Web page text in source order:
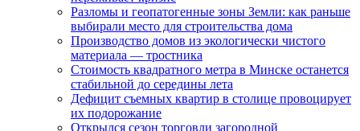
Разломы и геопатогенные зоны Земли: как раньше
выбирали место для строительства дома
Производство домов из экологически чистого
материала — тростника
Стоимость квадратного метра в Минске останется
стабильной до середины лета
Дефицит съемных квартир в столице провоцирует
их подорожание
Открылся сезон торговли загородной